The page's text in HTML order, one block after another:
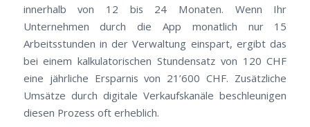
innerhalb von 12 bis 24 Monaten. Wenn Ihr
Unternehmen durch die App monatlich nur 15
Arbeitsstunden in der Verwaltung einspart, ergibt das
bei einem kalkulatorischen Stundensatz von 120 CHF
eine jährliche Ersparnis von 21’600 CHF. Zusätzliche
Umsätze durch digitale Verkaufskanäle beschleunigen
diesen Prozess oft erheblich.